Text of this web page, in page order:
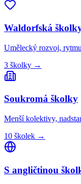
Waldorfská
Umělecký rozvoj,
3 školky →
Soukromá školky
Menší kolektivy,
10 školek →
S angličtinou